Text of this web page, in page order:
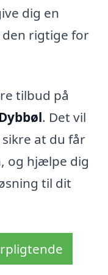
dig en
den rigtige for
tilbud på
. Det vil
at du får
og hjælpe dig
til dit